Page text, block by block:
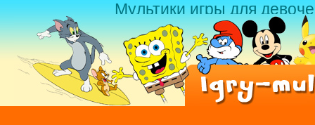
Мультики игры для